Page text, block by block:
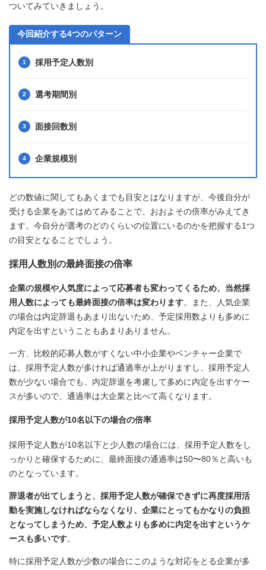
ついてみていきましょう。
今回紹介する4つのパターン
採用予定人数別
選考期間別
面接回数別
企業規模別
どの数値に関してもあくまでも目安とはなりますが、今後自分が
受ける企業をあてはめてみることで、おおよその倍率がみえてき
ます。今自分が選考のどのくらいの位置にいるのかを把握する1つ
の目安となることでしょう。
採用人数別の最終面接の倍率
企業の規模や人気度によって応募者も変わってくるため、当然採
用人数によっても最終面接の倍率は変わります。また、人気企業
の場合は内定辞退もあまり出ないため、予定採用数よりも多めに
内定を出すということもあまりありません。
一方、比較的応募人数がすくない中小企業やベンチャー企業で
は、採用予定人数が多ければ通過率が上がりますし、採用予定人
数が少ない場合でも、内定辞退を考慮して多めに内定を出すケー
スが多いので、通過率は大企業と比べて高くなります。
採用予定人数が10名以下の場合の倍率
採用予定人数が10名以下と少人数の場合には、採用予定人数をし
っかりと確保するために、最終面接の通過率は50〜80％と高いも
のとなっています。
辞退者が出てしまうと、採用予定人数が確保できずに再度採用活
動を実施しなければならなくなり、企業にとってもかなりの負担
となってしまうため、予定人数よりも多めに内定を出すというケ
ースも多いです。
特に採用予定人数が少数の場合にこのような対応をとる企業が多